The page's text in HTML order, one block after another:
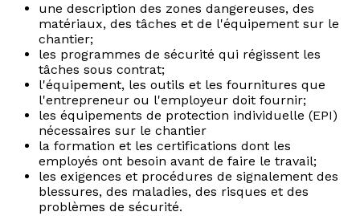
une description des zones dangereuses, des
matériaux, des tâches et de l'équipement sur le
chantier;
les programmes de sécurité qui régissent les
tâches sous contrat;
l'équipement, les outils et les fournitures que
l'entrepreneur ou l'employeur doit fournir;
les équipements de protection individuelle (EPI)
nécessaires sur le chantier
la formation et les certifications dont les
employés ont besoin avant de faire le travail;
les exigences et procédures de signalement des
blessures, des maladies, des risques et des
problèmes de sécurité.